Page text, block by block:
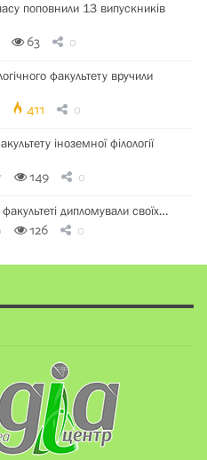
поповнили 13 випускників
63 0
факультету вручили
411 0
іноземної філології
149 0
дипломували своїх…
126 0